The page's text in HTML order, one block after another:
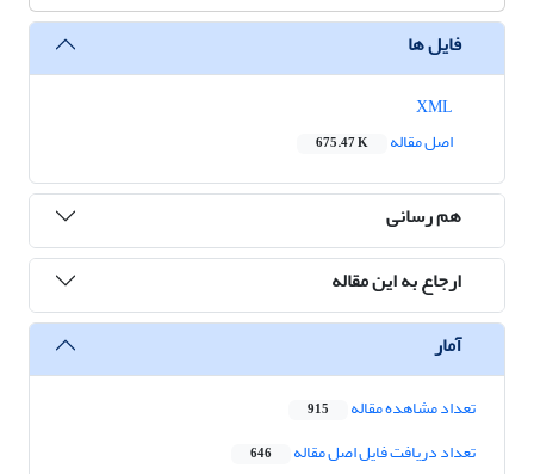
فایل ها
اصل مقاله
675.47 K
هم رسانی
ارجاع به این مقاله
آمار
تعداد مشاهده مقاله 915
تعداد دریافت فایل اصل مقاله 646